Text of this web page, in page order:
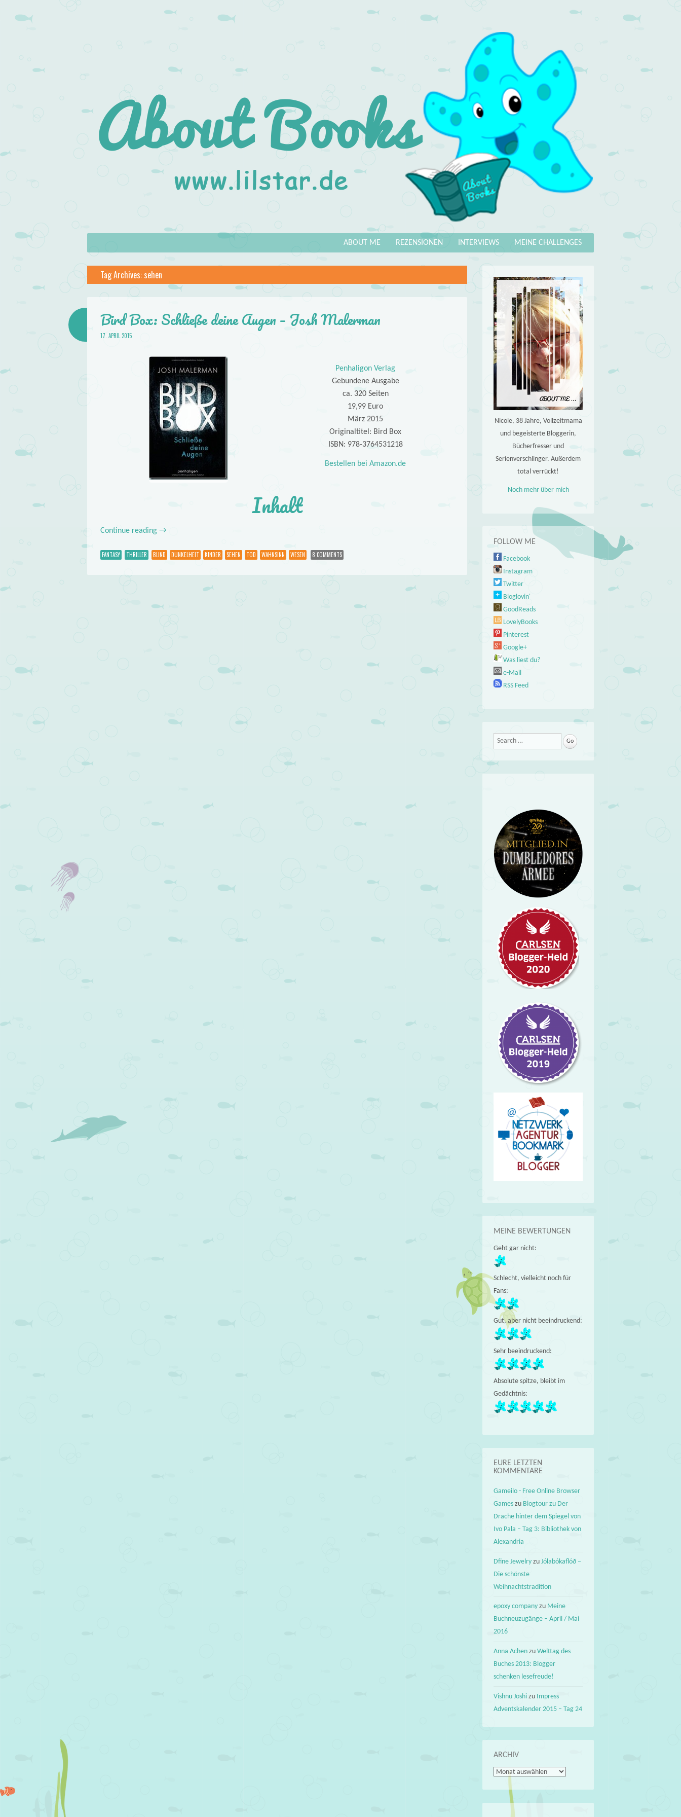
About
Books
Menu MEINE CHALLENGES
INTERVIEWS
REZENSIONEN
ABOUT ME
Tag Archives: sehen
Bird Box: Schließe deine Augen – Josh Malerman
17. APRIL 2015
Penhaligon Verlag
Gebundene Ausgabe
ca. 320 Seiten
19,99 Euro
März 2015
Originaltitel: Bird Box
ISBN: 978-3764531218
Bestellen bei Amazon.de
Inhalt
Continue reading →
FANTASY THRILLER BLIND DUNKELHEIT KINDER SEHEN TOD WAHNSINN WESEN 8 COMMENTS
Post navigation
Nicole, 38 Jahre, Vollzeitmama
und begeisterte Bloggerin,
Bücherfresser und
Serienverschlinger. Außerdem
total verrückt!
Noch mehr über mich
FOLLOW ME
Facebook
Instagram
Twitter
Bloglovin'
GoodReads
LovelyBooks
Pinterest
Google+
Was liest du?
e-Mail
RSS Feed
Search
MEINE BEWERTUNGEN
Geht gar nicht:
Schlecht, vielleicht noch für
Fans:
Gut, aber nicht beeindruckend:
Sehr beeindruckend:
Absolute spitze, bleibt im
Gedächtnis:
EURE LETZTEN
KOMMENTARE
Gameilo - Free Online Browser
Games zu Blogtour zu Der
Drache hinter dem Spiegel von
Ivo Pala – Tag 3: Bibliothek von
Alexandria
Dfine Jewelry zuJólabókaflóð –
Die schönste
Weihnachtstradition
epoxy company zu Meine
Buchneuzugänge – April / Mai
2016
Anna Achen zuWelttag des
Buches 2013: Blogger
schenken lesefreude!
Vishnu Joshi zu Impress
Adventskalender 2015 – Tag 24
ARCHIV
Archiv